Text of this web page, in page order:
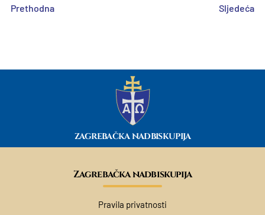
Prethodna Sljedeća
ZAGREBAČKA NADBISKUPIJA
Zagrebačka nadbiskupija
Pravila privatnosti